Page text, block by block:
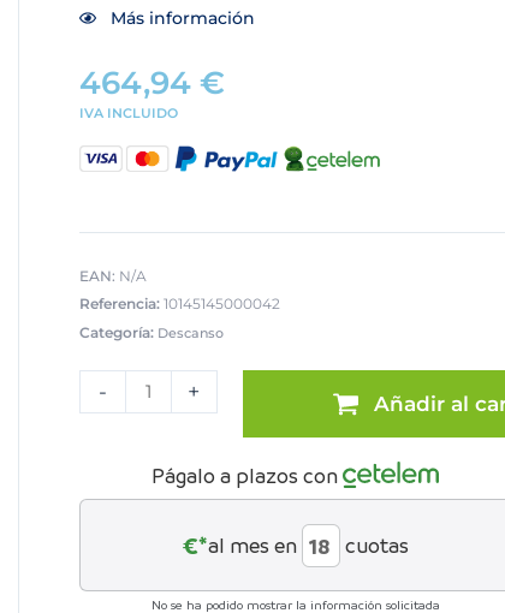
Más información
464,94 €
IVA INCLUIDO
EAN: N/A
Referencia: 10145145000042
Categoría: Descanso
-
COLCHON
+ Añadir al
Págalo a plazos con
€*al mes en cuotas
No se ha podido mostrar la información solicitada